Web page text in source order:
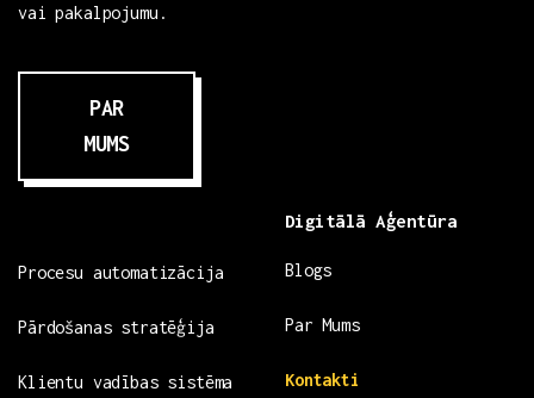
vai pakalpojumu.
PAR
MUMS
Procesu automatizācija
Pārdošanas stratēģija
Klientu vadības sistēma
Digitālā Aģentūra
Blogs
Par Mums
Kontakti